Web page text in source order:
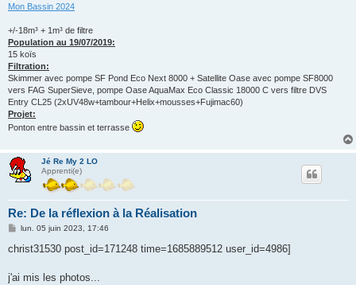
Mon Bassin 2024
+/-18m³ + 1m³ de filtre
Population au 19/07/2019:
15 koïs
Filtration:
Skimmer avec pompe SF Pond Eco Next 8000 + Satellite Oase avec pompe SF8000
vers FAG SuperSieve, pompe Oase AquaMax Eco Classic 18000 C vers filtre DVS
Entry CL25 (2xUV48w+tambour+Helix+mousses+Fujimac60)
Projet:
Ponton entre bassin et terrasse
Jé Re My 2 LO
Apprenti(e)
Re: De la réflexion à la Réalisation
M
s
g
lun. 05 juin 2023, 17:46
christ31530 post_id=171248 time=1685889512 user_id=4986]
j'ai mis les photos...